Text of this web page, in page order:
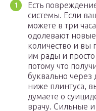
Есть
системы. Если
можете в три
одолевают
количество и вы
им рады и
потому что
буквально через
ниже плинтуса,
думаете о
врачу. Сильные